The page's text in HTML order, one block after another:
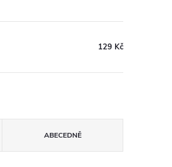
129 Kč
ABECEDNĚ